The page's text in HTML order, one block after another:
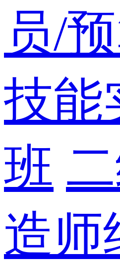
员/
技能
班
造师